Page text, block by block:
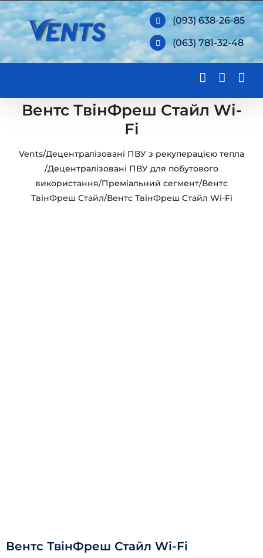
Skip
to
content
(093) 638-26-85
(063) 781-32-48
Вентс ТвінФреш Стайл Wi-
Fi
Vents/Децентралізовані ПВУ з рекуперацією тепла
/Децентралізовані ПВУ для побутового
використання/Преміальний сегмент/Вентс
ТвінФреш Стайл/Вентс ТвінФреш Стайл Wi-Fi
Вентс ТвінФреш Стайл Wi-Fi